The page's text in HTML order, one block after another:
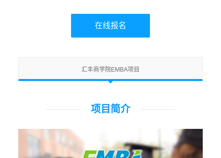
在线报名
汇丰商学院EMBA项目
项目简介